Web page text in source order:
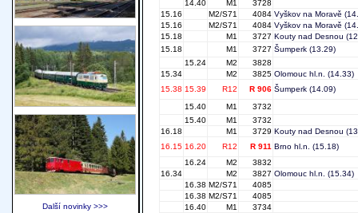
14.40
M1
3728
15.16
M2/S71 4084 Vyškov na Moravě
15.16
M2/S71 4084 Vyškov na Moravě
15.18
M1 3727 Kouty nad Desnou
15.18
M1 3727 Šumperk (13.29)
15.24
M2
3828
15.34
M2 3825 Olomouc hl.n. (14.33)
15.38 15.39 R12 R 906 Šumperk (14.09)
15.40
M1
3732
15.40
M1
3732
16.18
M1 3729 Kouty nad Desnou
16.15 16.20 R12 R 911 Brno hl.n. (15.18)
16.24
M2
3832
16.34
M2 3827 Olomouc hl.n. (15.34)
16.38 M2/S71
4085
16.38 M2/S71
4085
16.40
M1
3734
Další novinky >>>